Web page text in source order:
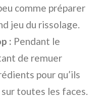
comme préparer
jeu du rissolage.
: Pendant le
de remuer
pour qu’ils
toutes les faces.